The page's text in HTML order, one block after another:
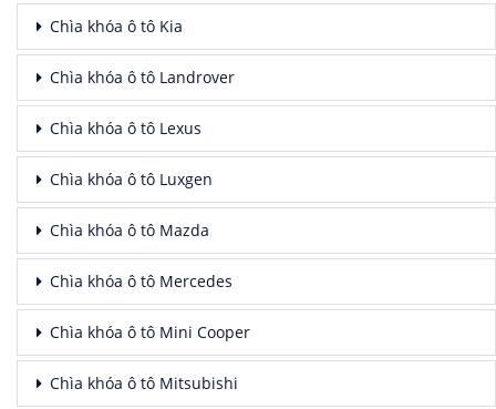
Chìa khóa ô tô Kia
Chìa khóa ô tô Landrover
Chìa khóa ô tô Lexus
Chìa khóa ô tô Luxgen
Chìa khóa ô tô Mazda
Chìa khóa ô tô Mercedes
Chìa khóa ô tô Mini Cooper
Chìa khóa ô tô Mitsubishi